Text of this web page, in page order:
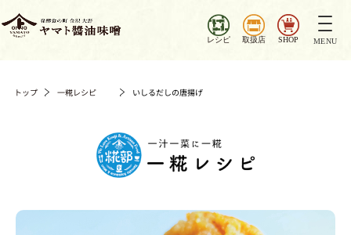
レシピ 取扱店 SHOP
ナ
ビ
え
MENU
トップ 一糀レシピ いしるだしの唐揚げ